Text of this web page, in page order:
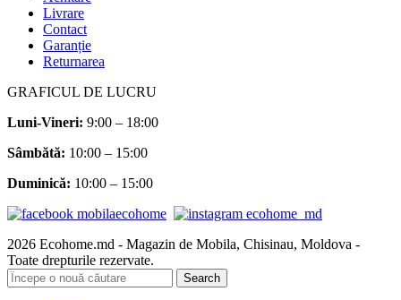
Livrare
Contact
Garanție
Returnarea
GRAFICUL DE LUCRU
Luni-Vineri: 9:00 – 18:00
Sâmbătă: 10:00 – 15:00
Duminică: 10:00 – 15:00
2026 Ecohome.md - Magazin de Mobila, Chisinau, Moldova -
Toate drepturile rezervate.
Search